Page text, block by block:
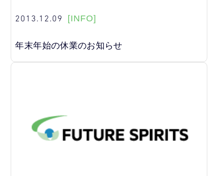
2013.12.09 [INFO]
年末年始の休業のお知らせ